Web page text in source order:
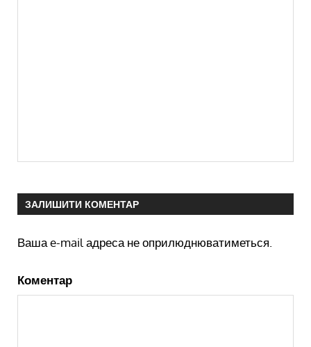
ЗАЛИШИТИ КОМЕНТАР
Ваша e-mail адреса не оприлюднюватиметься.
Коментар